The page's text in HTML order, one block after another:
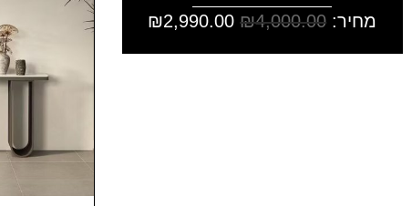
מחיר: ₪4,000.00
₪2,990.00